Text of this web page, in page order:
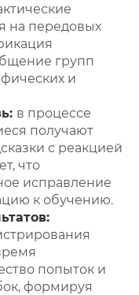
на передовых
групп
и
в процессе
получают
с реакцией
что
исправление
к обучению.
попыток и
формируя